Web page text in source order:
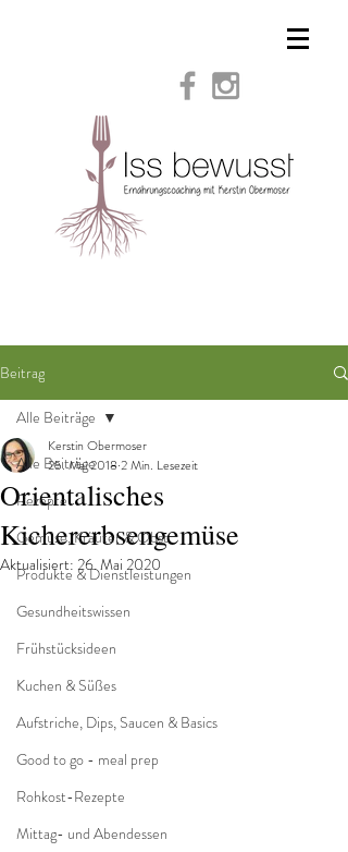
Beitrag
Alle Beiträge
Rezepte
Gemüse, Kräuter & Obst
Produkte & Dienstleistungen
Gesundheitswissen
Frühstücksideen
Kuchen & Süßes
Aufstriche, Dips, Saucen & Basics
Good to go - meal prep
Rohkost-Rezepte
Mittag- und Abendessen
Alle Beiträge
Orientalisches
Kichererbsengemüse
Kerstin Obermoser
25. Mai 2018 2 Min. Lesezeit
Aktualisiert: 26. Mai 2020